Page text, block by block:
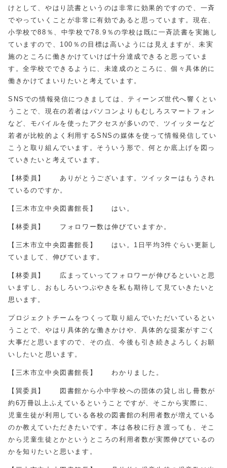
けとして、やはり読書というのは非常に効果的ですので、一斉
でやっていくことが非常に有効であると思っています。現在、
小学校で88％、中学校で78.9％の学校は既に一斉読書を実施し
ていますので、100％の目標は高いようには見えますが、未実
施のところに働きかけていけば十分達成できると思っていま
す。全学校でできるように、未達成のところに、個々具体的に
働きかけてまいりたいと考えています。
SNSでの情報発信につきましては、ティーンズ世代へ響くとい
うことで、現在の若者はパソコンよりもむしろスマートフォン
など、モバイルを使ったアクセスが多いので、ツイッターなど
若者が比較的よく利用するSNSの媒体を使って情報発信してい
こうと取り組んでいます。そういう形で、何とか底上げを図っ
ていきたいと考えています。
【林委員】 ありがとうございます。ツイッターはもうされ
ているのですか。
【三木市立中央図書館長】 はい。
【林委員】 フォロワー数は伸びていますか。
【三木市立中央図書館長】 はい。1日平均3件ぐらい更新し
ていまして、伸びています。
【林委員】 広まっていってフォロワーが伸びるといいと思
いますし、おもしろいつぶやきを私も期待して見ていきたいと
思います。
プロジェクトチームをつくって取り組んでいただいているとい
うことで、やはり具体的な働きかけや、具体的な提案がすごく
大事だと思いますので、その点、今後も引き続きよろしくお願
いしたいと思います。
【三木市立中央図書館長】 わかりました。
【巽委員】 図書館から小中学校への団体の貸し出し冊数が
約6万冊以上ふえているということですが、そこから実際に、
児童生徒が利用している各校の図書館の利用者数が増えている
のか教えていただきたいです。本は各校に行き渡っても、そこ
から児童生徒とかというところの利用者数が実際伸びているの
かを知りたいと思います。